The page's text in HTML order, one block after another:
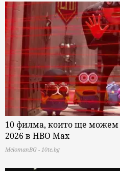
10 филма, които ще можем
2026 в HBO Max
MelomanBG - 10te.bg